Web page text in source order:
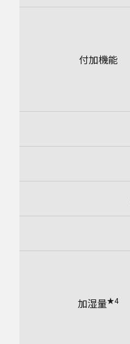
付加機能
加湿量★4